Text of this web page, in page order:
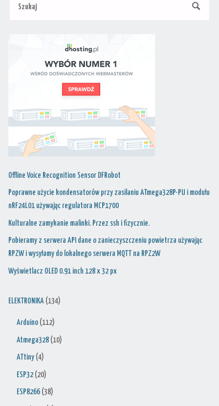
SZUKAJ
Offline Voice Recognition Sensor DFRobot
Poprawne użycie kondensatorów przy zasilaniu ATmega328P-PU i modułu
nRF24L01 używając regulatora MCP1700
Kulturalne zamykanie malinki. Przez ssh i fizycznie.
Pobieramy z serwera API dane o zanieczyszczeniu powietrza używając
RPZW i wysyłamy do lokalnego serwera MQTT na RPZ2W
Wyświetlacz OLED 0.91 inch 128 x 32 px
ELEKTRONIKA (134)
Arduino (112)
Atmega328 (10)
ATtiny (4)
ESP32 (20)
ESP8266 (38)